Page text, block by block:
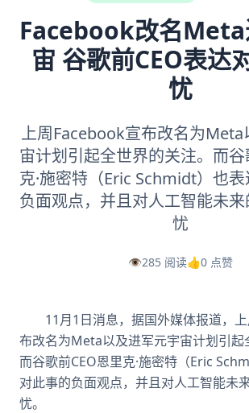
Facebook改名Meta
宙 谷歌前CEO表达
忧
上周Facebook宣布改名为Meta
宙计划引起全世界的关注。而谷
克·施密特（Eric Schmidt）也
负面观点，并且对人工智能未
忧
👁️285 阅读👍0 点赞
11月1日消息，据国外媒体报道，上
布改名为Meta以及进军元宇宙计划引起
而谷歌前CEO恩里克·施密特（Eric
对此事的负面观点，并且对人工智能未
忧。